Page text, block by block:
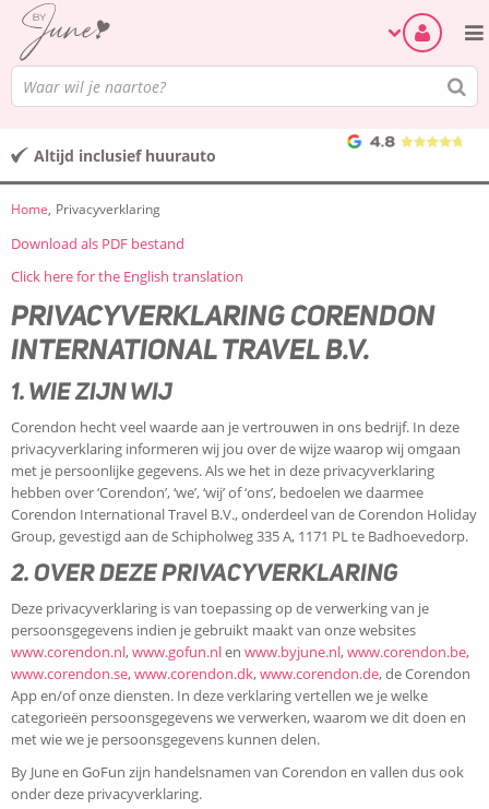
Altijd inclusief huurauto
Home Privacyverklaring
Download als PDF bestand
Click here for the English translation
PRIVACYVERKLARING CORENDON
INTERNATIONAL TRAVEL B.V.
1. WIE ZIJN WIJ
Corendon hecht veel waarde aan je vertrouwen in ons bedrijf. In deze
privacyverklaring informeren wij jou over de wijze waarop wij omgaan
met je persoonlijke gegevens. Als we het in deze privacyverklaring
hebben over ‘Corendon’, ‘we’, ‘wij’ of ‘ons’, bedoelen we daarmee
Corendon International Travel B.V., onderdeel van de Corendon Holiday
Group, gevestigd aan de Schipholweg 335 A, 1171 PL te Badhoevedorp.
2. OVER DEZE PRIVACYVERKLARING
Deze privacyverklaring is van toepassing op de verwerking van je
persoonsgegevens indien je gebruikt maakt van onze websites
www.corendon.nl,www.gofun.nlen www.byjune.nl,www.corendon.be,
www.corendon.se,www.corendon.dk,www.corendon.de, de Corendon
App en/of onze diensten. In deze verklaring vertellen we je welke
categorieën persoonsgegevens we verwerken, waarom we dit doen en
met wie we je persoonsgegevens kunnen delen.
By June en GoFun zijn handelsnamen van Corendon en vallen dus ook
onder deze privacyverklaring.